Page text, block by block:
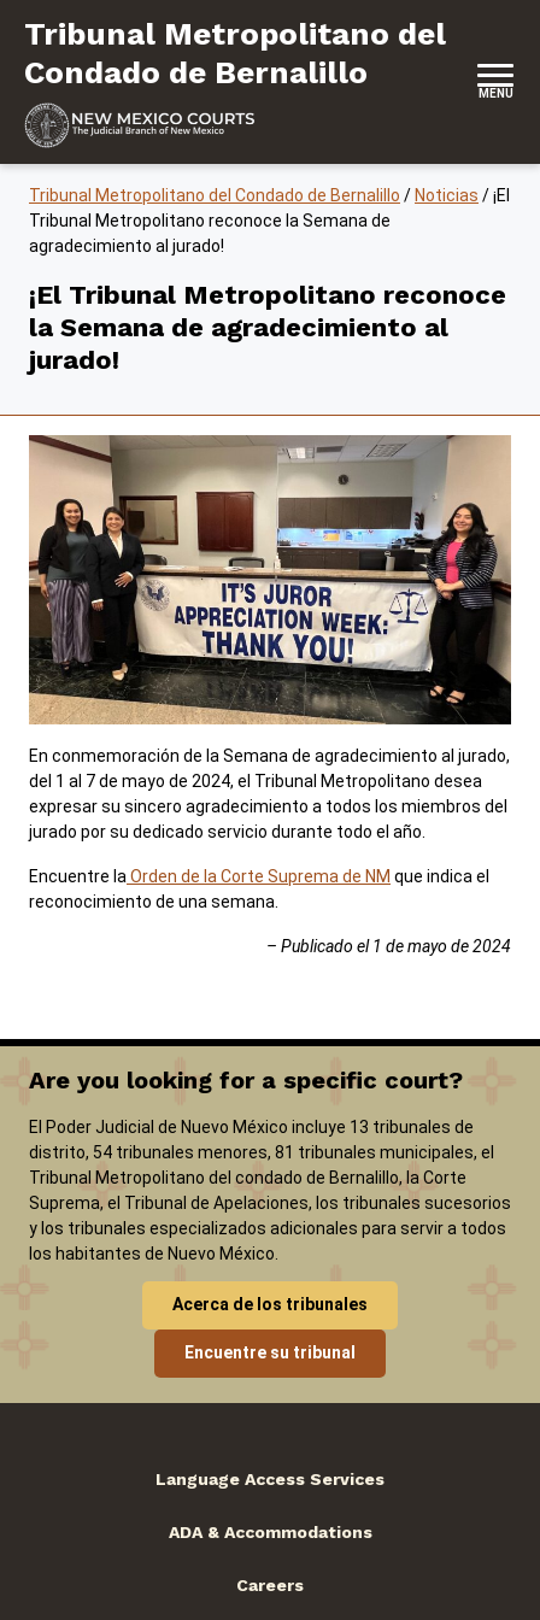
Tribunal Metropolitano del Condado
Tribunal Metropolitano del
Condado de Bernalillo
MENU
Tribunal Metropolitano del Condado de Bernalillo / Noticias /¡El
Tribunal Metropolitano reconoce la Semana de
agradecimiento al jurado!
¡El Tribunal Metropolitano reconoce
la Semana de agradecimiento al
jurado!
En conmemoración de la Semana de agradecimiento al jurado,
del 1 al 7 de mayo de 2024, el Tribunal Metropolitano desea
expresar su sincero agradecimiento a todos los miembros del
jurado por su dedicado servicio durante todo el año.
Encuentre la Orden de la Corte Suprema de NM que indica el
reconocimiento de una semana.
– Publicado el 1 de mayo de 2024
Are you looking for a specific court?
El Poder Judicial de Nuevo México incluye 13 tribunales de
distrito, 54 tribunales menores, 81 tribunales municipales, el
Tribunal Metropolitano del condado de Bernalillo, la Corte
Suprema, el Tribunal de Apelaciones, los tribunales sucesorios
y los tribunales especializados adicionales para servir a todos
los habitantes de Nuevo México.
Acerca de los tribunales
Encuentre su tribunal
Language Access Services
ADA & Accommodations
Careers